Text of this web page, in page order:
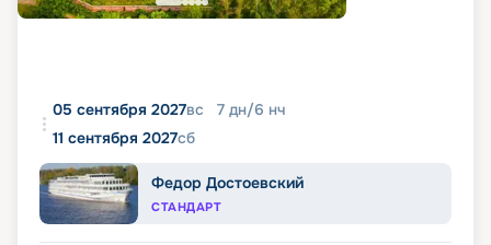
05 сентября 2027вс 7 дн/6 нч
11 сентября 2027сб
Федор Достоевский
СТАНДАРТ